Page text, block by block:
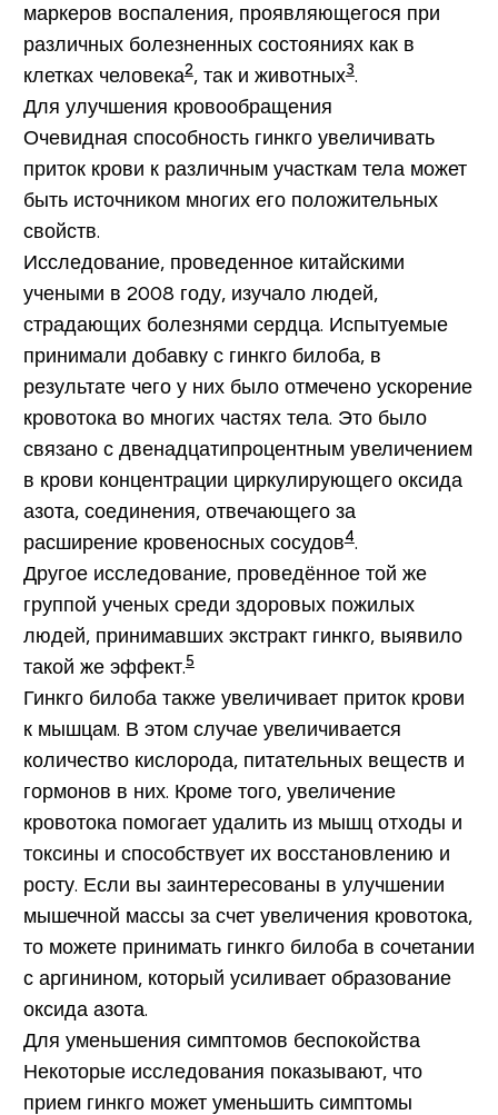
маркеров воспаления, проявляющегося при
различных болезненных состояниях как в
клетках человека2, так и животных3.
Для улучшения кровообращения
Очевидная способность гинкго увеличивать
приток крови к различным участкам тела может
быть источником многих его положительных
свойств.
Исследование, проведенное китайскими
учеными в 2008 году, изучало людей,
страдающих болезнями сердца. Испытуемые
принимали добавку с гинкго билоба, в
результате чего у них было отмечено ускорение
кровотока во многих частях тела. Это было
связано с двенадцатипроцентным увеличением
в крови концентрации циркулирующего оксида
азота, соединения, отвечающего за
расширение кровеносных сосудов4.
Другое исследование, проведённое той же
группой ученых среди здоровых пожилых
людей, принимавших экстракт гинкго, выявило
такой же эффект.5
Гинкго билоба также увеличивает приток крови
к мышцам. В этом случае увеличивается
количество кислорода, питательных веществ и
гормонов в них. Кроме того, увеличение
кровотока помогает удалить из мышц отходы и
токсины и способствует их восстановлению и
росту. Если вы заинтересованы в улучшении
мышечной массы за счет увеличения кровотока,
то можете принимать гинкго билоба в сочетании
с аргинином, который усиливает образование
оксида азота.
Для уменьшения симптомов беспокойства
Некоторые исследования показывают, что
прием гинкго может уменьшить симптомы